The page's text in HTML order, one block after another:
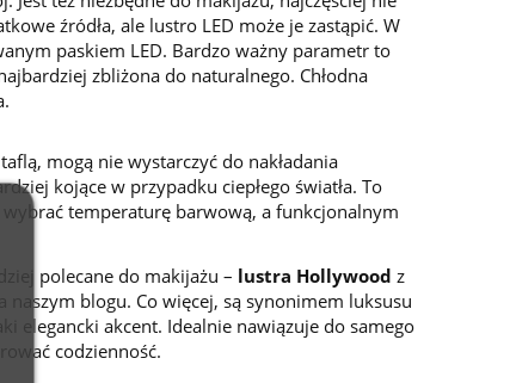
źródła, ale lustro LED może je zastąpić. W
paskiem LED. Bardzo ważny parametr to
zbliżona do naturalnego. Chłodna
mogą nie wystarczyć do nakładania
kojące w przypadku ciepłego światła. To
temperaturę barwową, a funkcjonalnym
polecane do makijażu – lustra Hollywood z
blogu. Co więcej, są synonimem luksusu
elegancki akcent. Idealnie nawiązuje do samego
codzienność.